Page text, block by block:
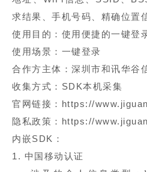
求结果、手机号码、精确位置
使用目的：使用便捷的一键登
使用场景：一键登录
合作方主体：深圳市和讯华谷
收集方式：SDK本机采集
官网链接：https://
隐私政策：https://
内嵌SDK：
1. 中国移动认证